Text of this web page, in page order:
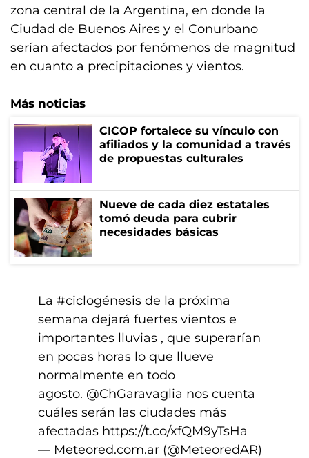
zona central de la Argentina, en donde la
Ciudad de Buenos Aires y el Conurbano
serían afectados por fenómenos de magnitud
en cuanto a precipitaciones y vientos.
Más noticias
CICOP fortalece su vínculo con
afiliados y la comunidad a través
de propuestas culturales
Nueve de cada diez estatales
tomó deuda para cubrir
necesidades básicas
La #ciclogénesis de la próxima
semana dejará fuertes vientos e
importantes lluvias , que superarían
en pocas horas lo que llueve
normalmente en todo
agosto. @ChGaravaglia nos cuenta
cuáles serán las ciudades más
afectadas https://t.co/xfQM9yTsHa
— Meteored.com.ar (@MeteoredAR)